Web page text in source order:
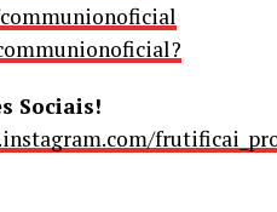
Sociais!